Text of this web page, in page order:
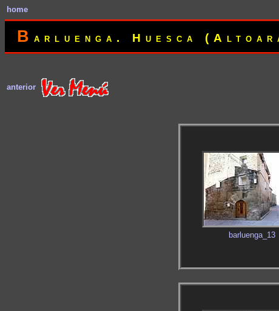
home
B arluenga. Huesca
anterior
barluenga_13